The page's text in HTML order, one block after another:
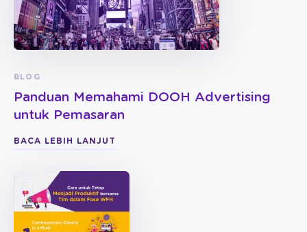
BLOG
Panduan Memahami DOOH Advertising
untuk Pemasaran
BACA LEBIH LANJUT